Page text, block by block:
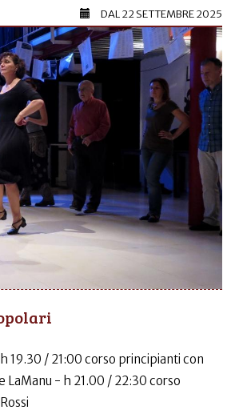
DAL22 SETTEMBRE 2025
19.30 / 21:00 corso principianti con
LaManu - h 21.00 / 22:30 corso